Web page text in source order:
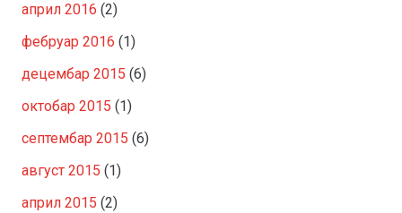
април 2016 (2)
фебруар 2016 (1)
децембар 2015 (6)
октобар 2015 (1)
септембар 2015 (6)
август 2015 (1)
април 2015 (2)